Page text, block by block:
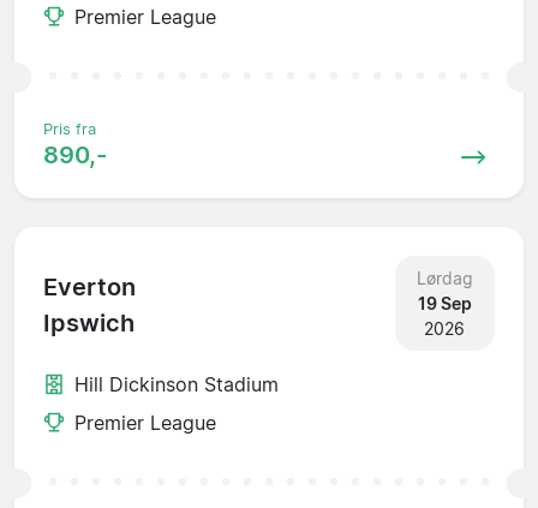
Premier League
Pris fra
890,-
Everton
Ipswich
Lørdag
19 Sep
2026
Hill Dickinson Stadium
Premier League